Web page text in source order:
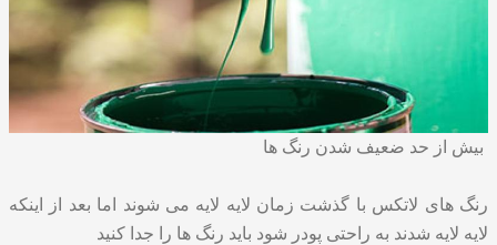
بیش از حد ضعیف شدن رنگ ها
رنگ های لاتکس با گذشت زمان لایه لایه می شوند اما بعد از اینکه
لایه لایه شدند به راحتی پودر شود باید رنگ ها را جدا کنید